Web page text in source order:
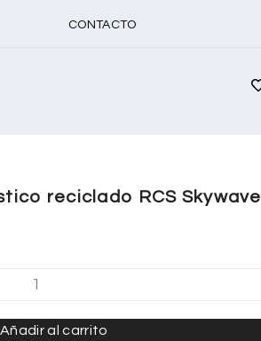
CONTACTO
reciclado RCS Skywave
Añadir al carrito